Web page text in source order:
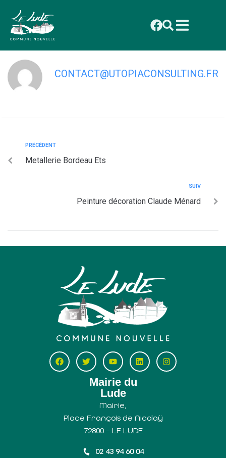
principal
Sarl Atmosphéo
CONTACT@UTOPIACONSULTING.FR
PRÉCÉDENT
Metallerie Bordeau Ets
SUIV
Peinture décoration Claude Ménard
Mairie du
Lude
Mairie,
Place François de Nicolaÿ
72800 – LE LUDE
02 43 94 60 04